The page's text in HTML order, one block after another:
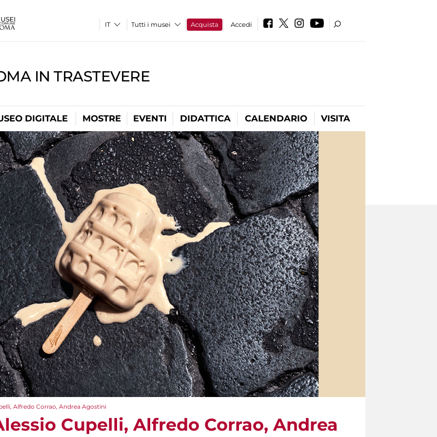
Tutti i musei Acquista Accedi
IN TRASTEVERE
DIGITALE MOSTRE EVENTI DIDATTICA CALENDARIO VISITA
Alfredo Corrao, Andrea Agostini
Cupelli, Alfredo Corrao, Andrea